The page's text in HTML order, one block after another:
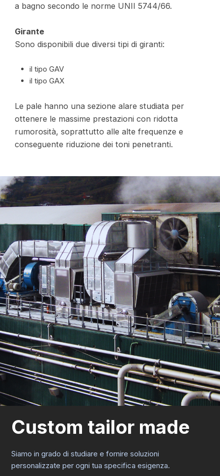
a bagno secondo le norme UNII 5744/66.
Girante
Sono disponibili due diversi tipi di giranti:
il tipo GAV
il tipo GAX
Le pale hanno una sezione alare studiata per
ottenere le massime prestazioni con ridotta
rumorosità, soprattutto alle alte frequenze e
conseguente riduzione dei toni penetranti.
Custom tailor made
Siamo in grado di studiare e fornire soluzioni
personalizzate per ogni tua specifica esigenza.